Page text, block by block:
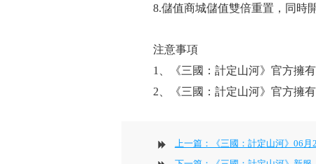
8.儲值商城儲值雙倍重置，同時
注意事項
1、《三國：計定山河》官方擁
2、《三國：計定山河》官方擁
上一篇：《三國：計定山河》06月